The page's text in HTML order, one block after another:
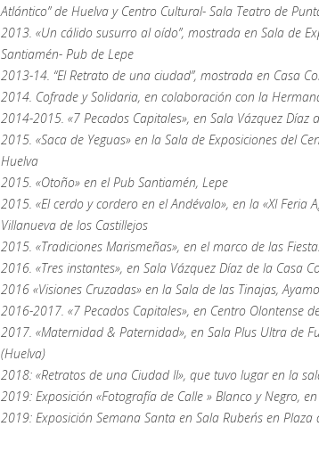
Atlántico” de Huelva y Centro Cultural- Sala Teatro de
2013. «Un cálido susurro al oído”, mostrada en Sala de
Santiamén- Pub de Lepe
2013-14. “El Retrato de una ciudad”, mostrada en Casa
2014. Cofrade y Solidaria, en colaboración con la
2014-2015. «7 Pecados Capitales», en Sala Vázquez Díaz
2015. «Saca de Yeguas» en la Sala de Exposiciones del
Huelva
2015. «Otoño» en el Pub Santiamén, Lepe
2015. «El cerdo y cordero en el Andévalo», en la «XI
Villanueva de los Castillejos
2015. «Tradiciones Marismeñas», en el marco de las
2016. «Tres instantes», en Sala Vázquez Díaz de la Casa
2016 «Visiones Cruzadas» en la Sala de las Tinajas,
2016-2017. «7 Pecados Capitales», en Centro Olontense
2017. «Maternidad & Paternidad», en Sala Plus Ultra de
(Huelva)
2018: «Retratos de una Ciudad II», que tuvo lugar en la
2019: Exposición «Fotografía de Calle » Blanco y Negro,
2019: Exposición Semana Santa en Sala Ruben´s en